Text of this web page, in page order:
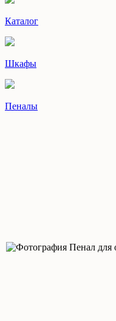
Каталог
Шкафы
Пеналы